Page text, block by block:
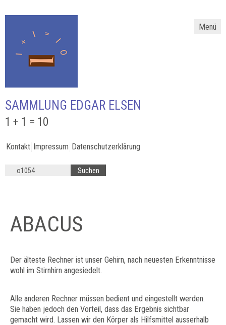
Menü
SAMMLUNG EDGAR ELSEN
1 + 1 = 10
Kontakt Impressum Datenschutzerklärung
ABACUS
Der älteste Rechner ist unser Gehirn, nach neuesten Erkenntnisse
wohl im Stirnhirn angesiedelt.
Alle anderen Rechner müssen bedient und eingestellt werden.
Sie haben jedoch den Vorteil, dass das Ergebnis sichtbar
gemacht wird. Lassen wir den Körper als Hilfsmittel ausserhalb